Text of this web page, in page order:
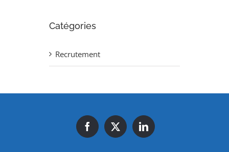
Catégories
Recrutement